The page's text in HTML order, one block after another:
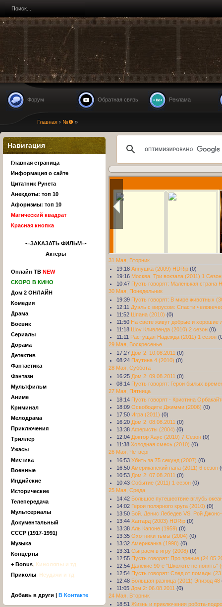
Форум Обратная связь Реклама
Главная › №❶ »
31 Мая, Вторник
19:18 Аннушка (2009) HDRip (0)
19:16 Москва. Три вокзала (2011) 1 Сезон
10:47 Пусть говорят: Маленькая страна
30 Мая, Понедельник
19:39 Пусть говорят: В мире животных
12:11 Дуэль с вирусом: Спасти
11:52 Шпана (2010) (0)
11:50 На свете живут добрые и хорошие
11:18 Шоу Кливленда (2010) 2 сезон (0)
11:11 Растущая Надежда (2011) 1 сезон
29 Мая, Воскресенье
17:27 Дом 2: 10.08.2011 (0)
08:24 Паутина 4 (2010) (0)
28 Мая, Суббота
16:25 Дом 2: 09.08.2011 (0)
08:14 Пусть говорят: Герои былых
27 Мая, Пятница
18:14 Пусть говорят - Кристина
18:09 Освободите Джимми (2006) (0)
17:50 Игра (2011) (0)
16:20 Дом 2: 08.08.2011 (0)
13:38 Аферисты (2004) (0)
12:04 Доктор Хаус (2010) 7 Сезон (0)
11:38 Холодная смесь (2010) (0)
26 Мая, Четверг
16:53 Убить за 75 секунд (2007) (0)
16:50 Американский папа (2011) 6 сезон
10:53 Дом 2: 07.08.2011 (0)
10:43 Событие (2011) 1 сезон (0)
25 Мая, Среда
14:42 Большое путешествие вглубь
14:02 Герои полярного круга (2010) (0)
13:50 Бой. Денис Лебедев VS. Рой
13:44 Хаггард (2003) HDRip (0)
13:38 Аль Капоне (1959) (0)
13:35 Охотники тьмы (2004) (0)
13:32 Американка (1998) (0)
13:31 Сыграем в игру (2008) (0)
12:55 Пусть говорят: Про зрение
12:54 Далекие 90-е "Школоте не понять"
12:54 Пусть говорят: След от помады
12:48 Большая разница (2011) Эпизод 48
11:05 Дом 2: 06.08.2011 (0)
24 Мая, Вторник
18:51 Жизнь и приключения робота-
Навигация
Главная страница
Информация о сайте
Цитатник Рунета
Анекдоты: топ 10
Афоризмы: топ 10
Магический квадрат
Красная кнопка
-=ЗАКАЗАТЬ ФИЛЬМ=-
Актеры
Онлайн ТВ NEW
СКОРО В КИНО
Дом 2 ОНЛАЙН
Комедия
Драма
Боевик
Сериалы
Дорама
Детектив
Фантастика
Фэнтази
Мультфильм
Аниме
Криминал
Мелодрама
Приключения
Триллер
Ужасы
Мистика
Военные
Индийские
Исторические
Телепередача
Мультсериалы
Документальный
СССР (1917-1991)
Музыка
Концерты
+ Bonus, Киноляпы и тд
Приколы, Неудачи и тд
Добавь в други | В Контакте